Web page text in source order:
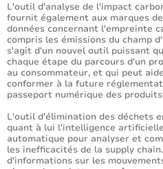
L'outil d'analyse de l'impact
fournit également aux marques
données concernant l'empreinte
compris les émissions du champ
s'agit d'un nouvel outil puissant
chaque étape du parcours d'un
au consommateur, et qui peut
conformer à la future
passeport numérique des produits
L'outil d'élimination des déchets
quant à lui l'intelligence
automatique pour analyser et
les inefficacités de la supply
d'informations sur les